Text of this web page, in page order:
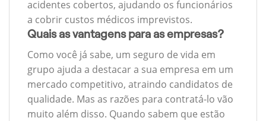
acidentes cobertos, ajudando os funcionários
a cobrir custos médicos imprevistos.
Quais as vantagens para as empresas?
Como você já sabe, um seguro de vida em
grupo ajuda a destacar a sua empresa em um
mercado competitivo, atraindo candidatos de
qualidade. Mas as razões para contratá-lo vão
muito além disso. Quando sabem que estão